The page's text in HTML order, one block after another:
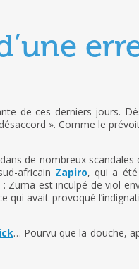
de ces derniers jours.
». Comme le
de nombreux
africain Zapiro, qui a
Zuma est inculpé de viol
qui avait provoqué
… Pourvu que la douche,